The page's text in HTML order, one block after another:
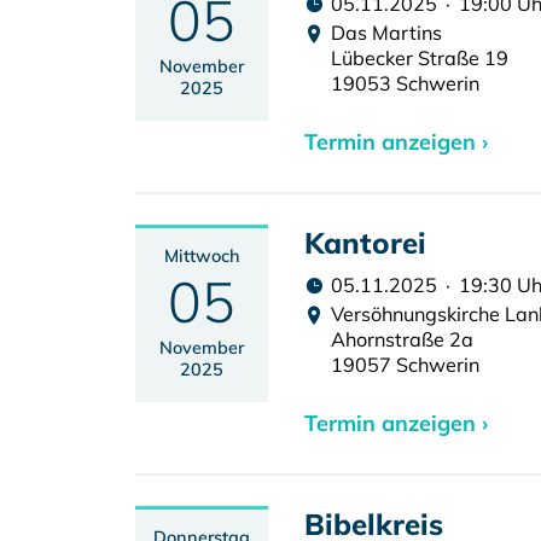
05
November
2025
Das Martins
Lübecker Straße 19
19053 Schwerin
Termin anzeigen ›
Mittwoch
05
November
2025
Kantorei
05.11.2025 · 19:30
Versöhnungskirche
Ahornstraße 2a
19057 Schwerin
Termin anzeigen ›
Bibelkreis